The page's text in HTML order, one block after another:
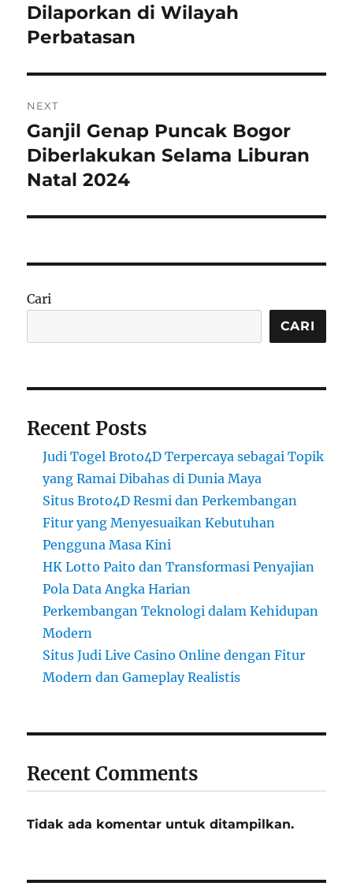
Dilaporkan di Wilayah
Perbatasan
NEXT
Next
post:
Ganjil Genap Puncak Bogor
Diberlakukan Selama Liburan
Natal 2024
Cari
CARI
Recent Posts
Judi Togel Broto4D Terpercaya sebagai Topik
yang Ramai Dibahas di Dunia Maya
Situs Broto4D Resmi dan Perkembangan
Fitur yang Menyesuaikan Kebutuhan
Pengguna Masa Kini
HK Lotto Paito dan Transformasi Penyajian
Pola Data Angka Harian
Perkembangan Teknologi dalam Kehidupan
Modern
Situs Judi Live Casino Online dengan Fitur
Modern dan Gameplay Realistis
Recent Comments
Tidak ada komentar untuk ditampilkan.